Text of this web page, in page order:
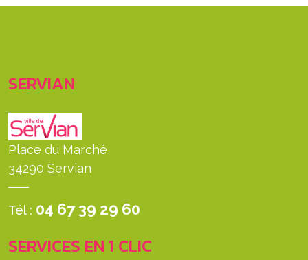
SERVIAN
Place du Marché
34290 Servian
Tél : 04 67 39 29 60
SERVICES EN 1 CLIC